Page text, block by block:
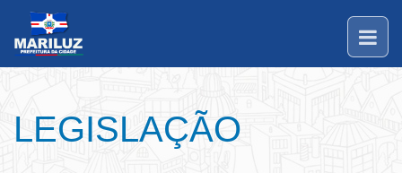
LEGISLAÇÃO